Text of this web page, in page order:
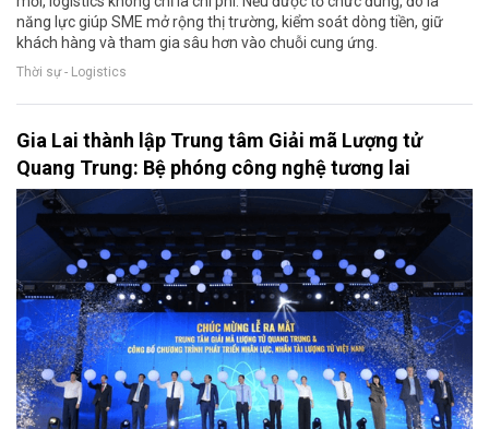
năng lực giúp SME mở rộng thị trường, kiểm soát dòng tiền, giữ
khách hàng và tham gia sâu hơn vào chuỗi cung ứng.
Thời sự - Logistics
Gia Lai thành lập Trung tâm Giải mã Lượng tử
Quang Trung: Bệ phóng công nghệ tương lai